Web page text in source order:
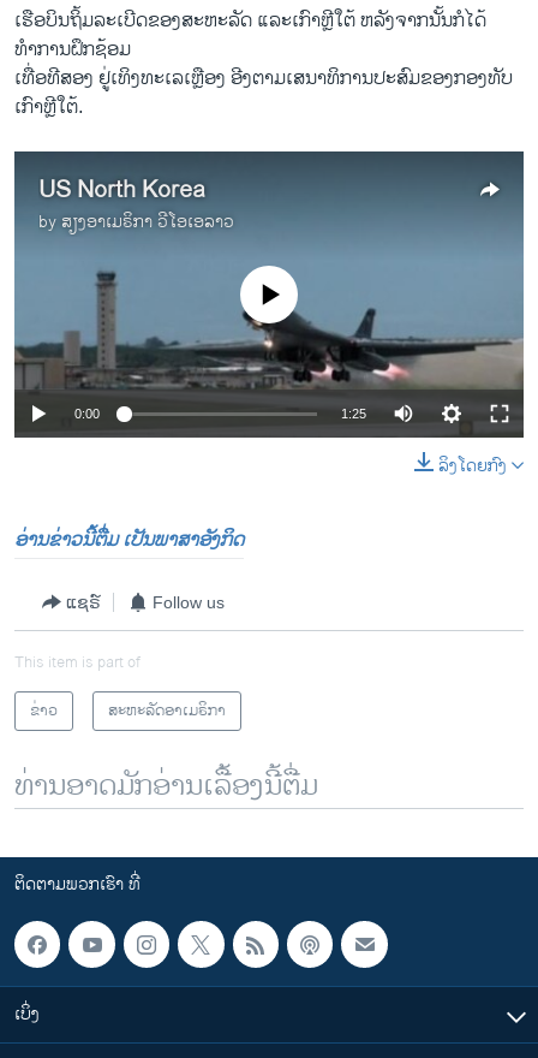
ເຮືອບິນຖິ້ມລະເບີດຂອງສະຫະລັດ ແລະເກົາຫຼີໃຕ້ ຫລັງຈາກນັ້ນກໍໄດ້
ທຳການຝຶກຊ້ອມ
ເທື່ອທີສອງ ຢູ່ເທິງທະເລເຫຼືອງ ອີງຕາມເສນາທິການປະສົມຂອງກອງທັບ
ເກົາຫຼີໃຕ້.
US North Korea
by ສຽງອາເມຣິກາ ວີໂອເອລາວ
No media source currently available
0:00 1:25
ລິງໂດຍກົງ
ອ່ານຂ່າວນີ້ຕື່ມ ເປັນພາສາອັງກິດ
ແຊຣ໌ Follow us
This item is part of
ຂ່າວ
ສະຫະລັດອາເມຣິກາ
ທ່ານອາດມັກອ່ານເລື້ອງນີ້ຕື່ມ
ຕິດຕາມພວກເຮົາ ທີ່
ເບິ່ງ